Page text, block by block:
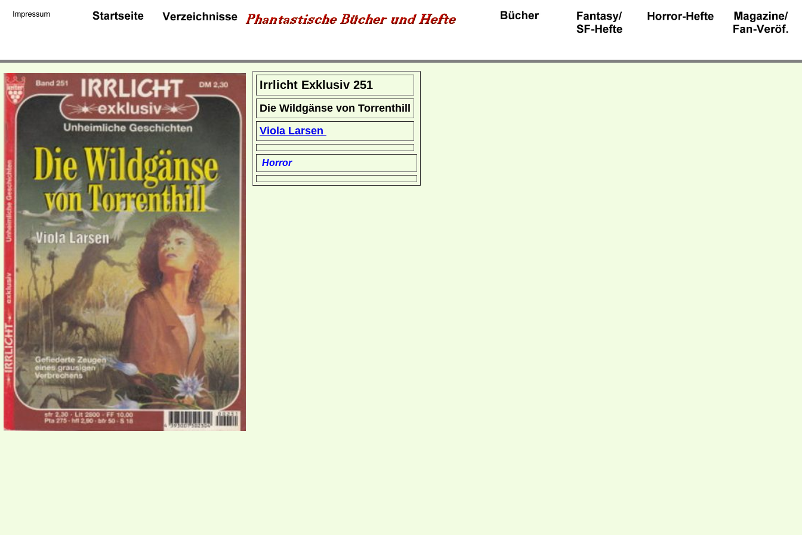
Irrlicht Exklusiv 251
Die Wildgänse von Torrenthill
Viola Larsen
Horror